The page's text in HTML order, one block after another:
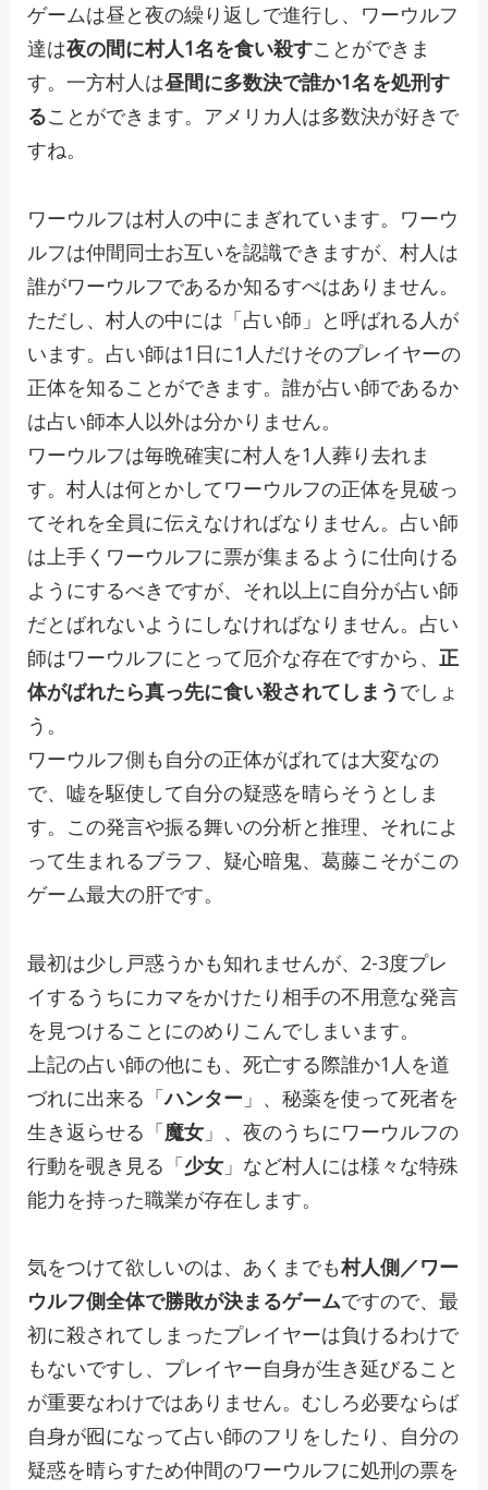
ゲームは昼と夜の繰り返しで進行し、ワーウルフ
達は夜の間に村人1名を食い殺すことができま
す。一方村人は昼間に多数決で誰か1名を処刑す
ることができます。アメリカ人は多数決が好きで
すね。
ワーウルフは村人の中にまぎれています。ワーウ
ルフは仲間同士お互いを認識できますが、村人は
誰がワーウルフであるか知るすべはありません。
ただし、村人の中には「占い師」と呼ばれる人が
います。占い師は1日に1人だけそのプレイヤーの
正体を知ることができます。誰が占い師であるか
は占い師本人以外は分かりません。
ワーウルフは毎晩確実に村人を1人葬り去れま
す。村人は何とかしてワーウルフの正体を見破っ
てそれを全員に伝えなければなりません。占い師
は上手くワーウルフに票が集まるように仕向ける
ようにするべきですが、それ以上に自分が占い師
だとばれないようにしなければなりません。占い
師はワーウルフにとって厄介な存在ですから、 正
体がばれたら真っ先に食い殺されてしまう でしょ
う。
ワーウルフ側も自分の正体がばれては大変なの
で、嘘を駆使して自分の疑惑を晴らそうとしま
す。この発言や振る舞いの分析と推理、それによ
って生まれるブラフ、疑心暗鬼、葛藤こそがこの
ゲーム最大の肝です。
最初は少し戸惑うかも知れませんが、2-3度プレ
イするうちにカマをかけたり相手の不用意な発言
を見つけることにのめりこんでしまいます。
上記の占い師の他にも、死亡する際誰か1人を道
づれに出来る「ハンター 」、秘薬を使って死者を
生き返らせる「魔女」、夜のうちにワーウルフの
行動を覗き見る「少女」など村人には様々な特殊
能力を持った職業が存在します。
気をつけて欲しいのは、あくまでも村人側／ワー
ウルフ側全体で勝敗が決まるゲームですので、最
初に殺されてしまったプレイヤーは負けるわけで
もないですし、プレイヤー自身が生き延びること
が重要なわけではありません。むしろ必要ならば
自身が囮になって占い師のフリをしたり、自分の
疑惑を晴らすため仲間のワーウルフに処刑の票を